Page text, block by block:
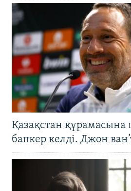
Қазақстан құрамасына
бапкер келді. Джон